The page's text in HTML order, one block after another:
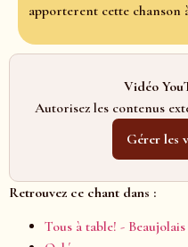
apporterent cette chanson
Vidéo
Autorisez les contenus
Gérer les
Retrouvez ce chant dans :
Tous à table! - Beaujolais